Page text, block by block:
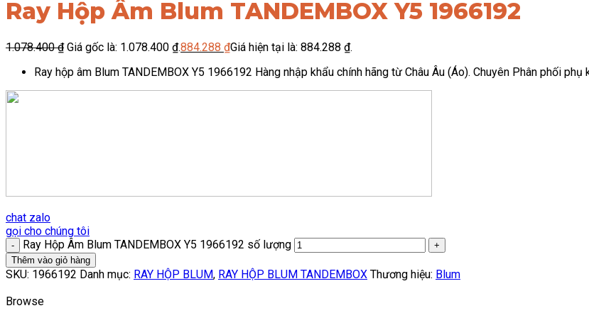
Ray Hộp Âm Blum TANDEMBOX Y5 1966192
1.078.400₫ Giá gốc là: 1.078.400 ₫.884.288 ₫Giá hiện tại là: 884.288 ₫.
Ray hộp âm Blum TANDEMBOX Y5 1966192 Hàng nhập khẩu chính hãng từ Châu Âu (Áo). Chuyên Phân phối
chat zalo
gọi cho chúng tôi
Ray Hộp Âm Blum TANDEMBOX Y5 1966192 số lượng
Thêm vào giỏ hàng
SKU: 1966192 Danh mục: RAY HỘP BLUM, RAY HỘP BLUM TANDEMBOX Thương hiệu: Blum
Browse